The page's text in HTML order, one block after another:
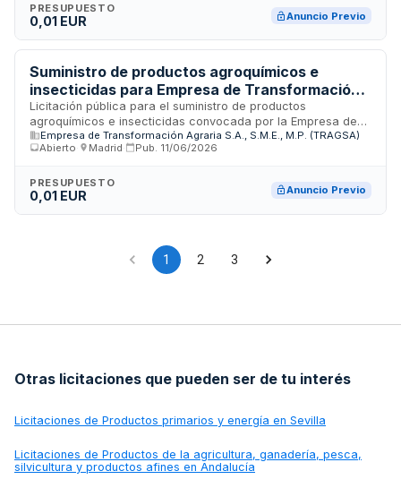
gestión ambiental. Se trata de un suministro de productos
hortícolas vivos destinados a trabajos de revegetación,
restauración paisajística o proyectos de mejora ambiental
que ejecuta la empresa contratante a nivel nacional.
PRESUPUESTO
0,01 EUR Anuncio Previo
Suministro de productos agroquímicos e
insecticidas para Empresa de Transformación
Agraria
Licitación pública para el suministro de productos
agroquímicos e insecticidas convocada por la Empresa de
Transformación Agraria S.A., S.M.E., M.P. (TRAGSA). Se trata
de una adquisición de insumos químicos destinados a
de transformación y gestión agraria. Esta convocatoria se
encuentra en fase de precontractación, con un presupuesto
inicial de referencia. El contrato busca garantizar el
calidad que cumplan con la normativa vigente en materia de
seguridad y medio ambiente.
Empresa de Transformación Agraria S.A., S.M.E., M.P. (TRAGSA)
Abierto
Madrid Pub. 11/06/2026
PRESUPUESTO
0,01 EUR Anuncio Previo
1 2 3
Otras licitaciones que pueden ser de tu interés
Licitaciones de Productos primarios y energía en Sevilla
Licitaciones de Productos de la agricultura, ganadería, pesca,
silvicultura y productos afines en Andalucía